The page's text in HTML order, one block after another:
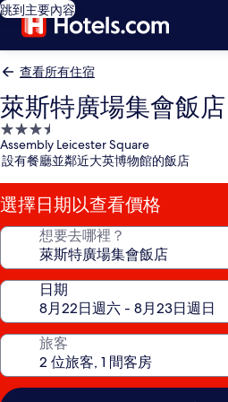
跳到主要內容
查看所有住宿
萊斯特廣場集會飯店
3.5
星
級
住
宿
Assembly Leicester Square
設有餐廳並鄰近大英博物館的飯店
選擇日期以查看價格
想要去哪裡？
日期
旅客